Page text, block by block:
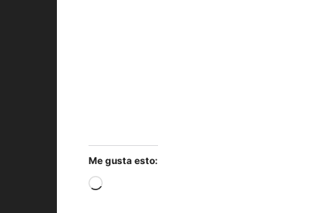
Me gusta esto:
Cargando...